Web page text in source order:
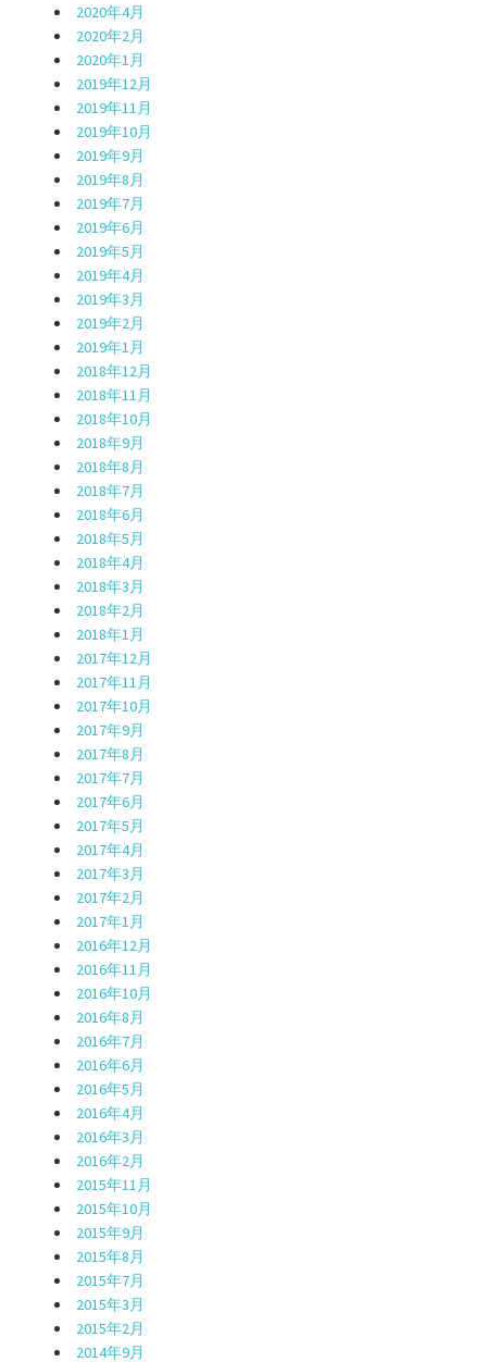
2020年4月
2020年2月
2020年1月
2019年12月
2019年11月
2019年10月
2019年9月
2019年8月
2019年7月
2019年6月
2019年5月
2019年4月
2019年3月
2019年2月
2019年1月
2018年12月
2018年11月
2018年10月
2018年9月
2018年8月
2018年7月
2018年6月
2018年5月
2018年4月
2018年3月
2018年2月
2018年1月
2017年12月
2017年11月
2017年10月
2017年9月
2017年8月
2017年7月
2017年6月
2017年5月
2017年4月
2017年3月
2017年2月
2017年1月
2016年12月
2016年11月
2016年10月
2016年8月
2016年7月
2016年6月
2016年5月
2016年4月
2016年3月
2016年2月
2015年11月
2015年10月
2015年9月
2015年8月
2015年7月
2015年3月
2015年2月
2014年9月